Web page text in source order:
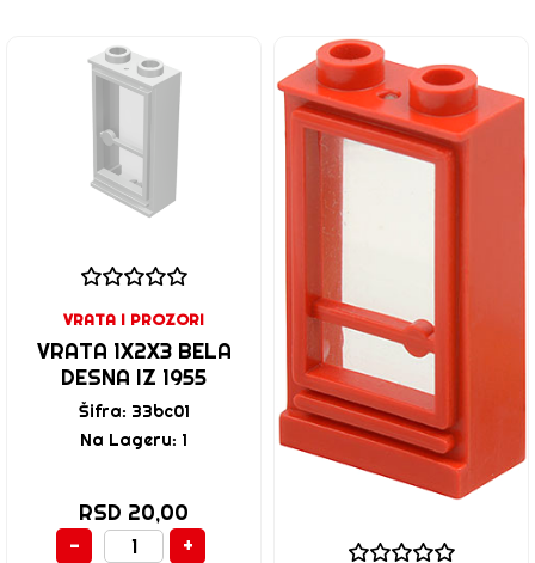
VRATA I PROZORI
VRATA 1X2X3 BELA
DESNA IZ 1955
Šifra: 33bc01
Na Lageru: 1
RSD 20,00
-
+